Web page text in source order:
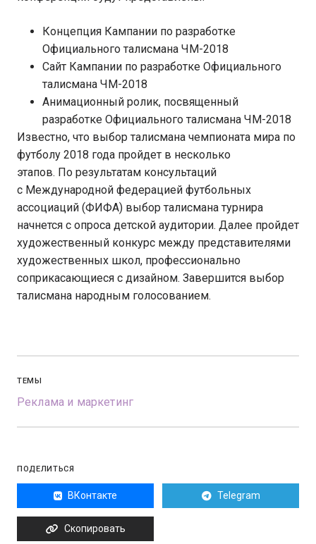
Концепция Кампании по разработке
Официального талисмана ЧМ-2018
Сайт Кампании по разработке Официального
талисмана ЧМ-2018
Анимационный ролик, посвященный
разработке Официального талисмана ЧМ-2018
Известно, что выбор талисмана чемпионата мира по
футболу 2018 года пройдет в несколько
этапов. По результатам консультаций
с Международной федерацией футбольных
ассоциаций (ФИФА) выбор талисмана турнира
начнется с опроса детской аудитории. Далее пройдет
художественный конкурс между представителями
художественных школ, профессионально
соприкасающиеся с дизайном. Завершится выбор
талисмана народным голосованием.
ТЕМЫ
Реклама и маркетинг
ПОДЕЛИТЬСЯ
ВКонтакте Telegram
Скопировать